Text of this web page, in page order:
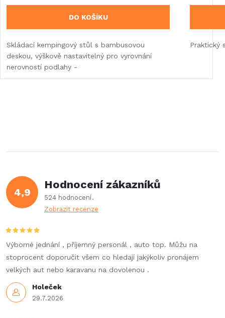
DO KOŠÍKU
Skládací kempingový stůl s bambusovou
deskou, výškově nastavitelný pro vyrovnání
nerovností podlahy -
Praktický
4,9
Hodnocení zákazníků
524 hodnocení
Zobrazit recenze
Holeček
29.7.2026
Výborné jednání , příjemný personál , auto top. Můžu na
stoprocent doporučit všem co hledají jakýkoliv pronájem
velkých aut nebo karavanu na dovolenou .